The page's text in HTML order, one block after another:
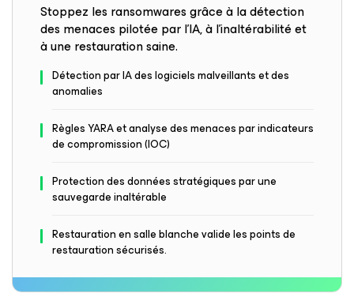
Stoppez les ransomwares grâce à la détection
des menaces pilotée par l’IA, à l’inaltérabilité et
à une restauration saine.
Détection par IA des logiciels malveillants et des
anomalies
Règles YARA et analyse des menaces par indicateurs
de compromission (IOC)
Protection des données stratégiques par une
sauvegarde inaltérable
Restauration en salle blanche valide les points de
restauration sécurisés.